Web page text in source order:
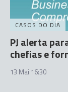
CASOS DO DIA
PJ alerta
chefias e
13 Mai 16:30